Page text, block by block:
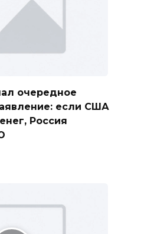
очередное
если США
Россия